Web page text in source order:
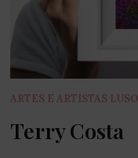
ARTES E ARTISTAS
Terry Costa